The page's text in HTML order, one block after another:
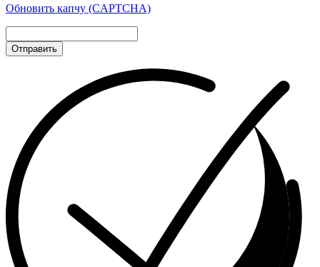
Обновить капчу (CAPTCHA)
Отправить